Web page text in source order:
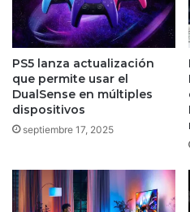
PS5 lanza actualización
que permite usar el
DualSense en múltiples
dispositivos
septiembre 17, 2025